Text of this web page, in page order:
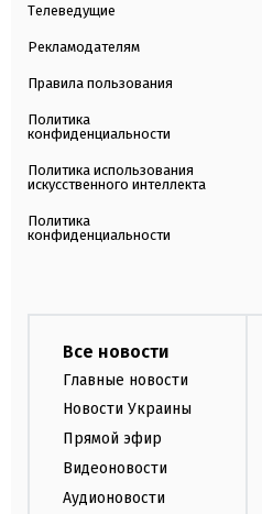
Телеведущие
Рекламодателям
Правила пользования
Политика
конфиденциальности
Политика использования
искусственного интеллекта
Политика
конфиденциальности
Все новости
Главные новости
Новости Украины
Прямой эфир
Видеоновости
Аудионовости